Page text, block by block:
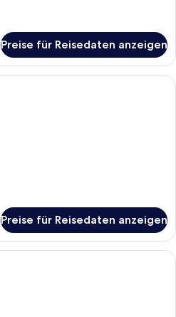
Preise für Reisedaten anzeigen
Ein modernes Hotelzimmer mit
Preise für Reisedaten anzeigen